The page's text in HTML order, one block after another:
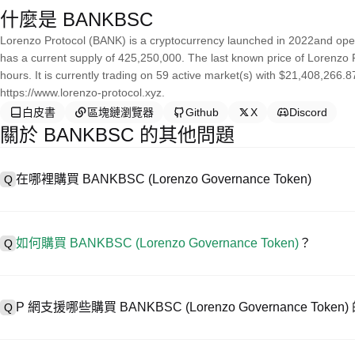
什麼是 BANKBSC
Lorenzo Protocol (BANK) is a cryptocurrency launched in 2022and
has a current supply of 425,250,000. The last known price of
hours. It is currently trading on 59 active market(s) with
https://www.lorenzo-protocol.xyz.
白皮書
區塊鏈瀏覽器 Github X Discord
關於 BANKBSC 的其他問題
Q 在哪裡購買 BANKBSC (Lorenzo Governance Token)
種交易工具，幫助用戶輕鬆交易。例如，P 網支援多種代幣交易，包
2. 在帳戶中存入法幣或加密貨幣。
3. 在 CEX 中搜尋 BANKBSC。
Q 如何購買 BANKBSC (Lorenzo Governance Token) ？
Q P 網支援哪些購買 BANKBSC (Lorenzo Governance Token)